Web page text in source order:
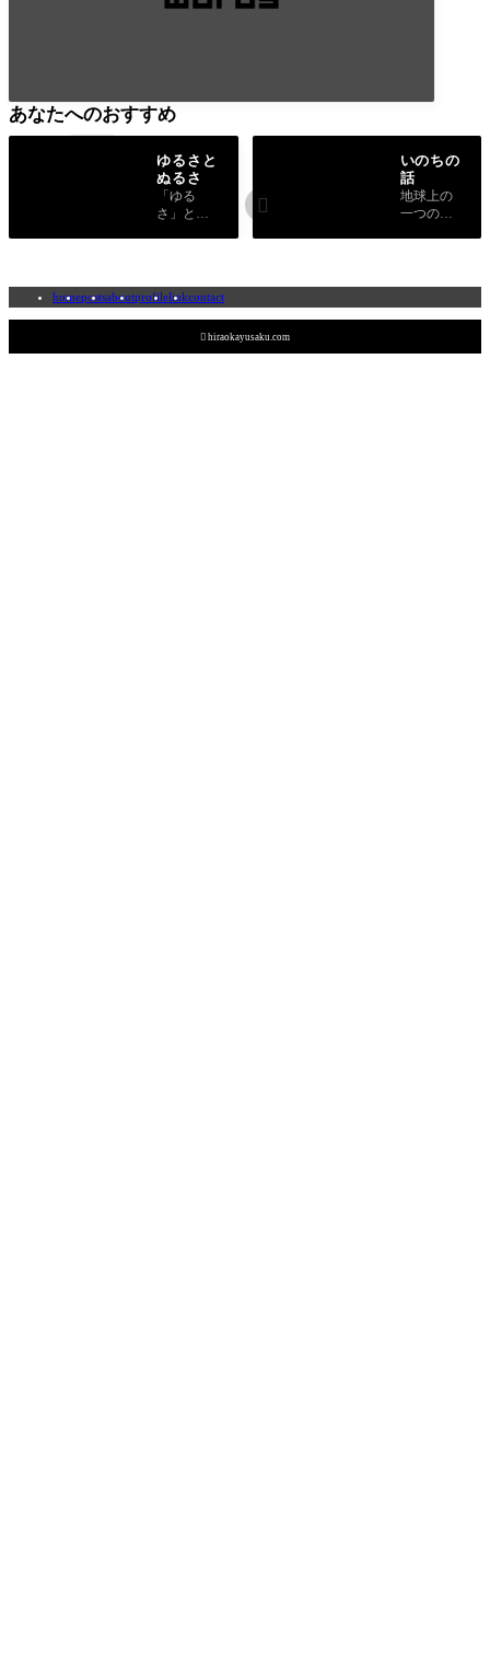
あなたへのおすすめ
ゆるさと
ぬるさ
「ゆる
さ」と
もつ語感
について
書きまし
いのちの
話
地球上の
一つの生
いうもの
うに捉え
について

homepostsaboutprofilelinkcontact
 hiraokayusaku.com